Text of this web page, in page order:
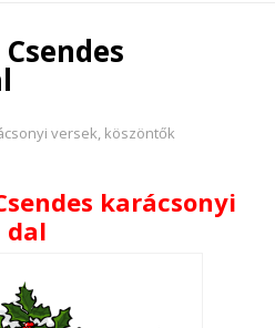
versek, köszöntők
karácsonyi
dal